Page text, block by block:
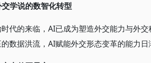
学说的数智化转型
代的来临， AI已成为塑造外交能力与外
数据洪流，AI赋能外交形态变革的能力日